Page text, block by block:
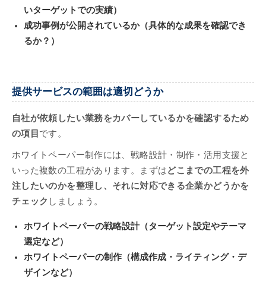
いターゲットでの実績）
成功事例が公開されているか（具体的な成果を確認でき
るか？）
提供サービスの範囲は適切どうか
自社が依頼したい業務をカバーしているかを確認するため
の項目 です。
ホワイトペーパー制作には、戦略設計・制作・活用支援と
いった複数の工程があります。まずはどこまでの工程を外
注したいのかを整理し、それに対応できる企業かどうかを
チェック しましょう。
ホワイトペーパーの戦略設計（ターゲット設定やテーマ
選定など）
ホワイトペーパーの制作（構成作成・ライティング・デ
ザインなど）